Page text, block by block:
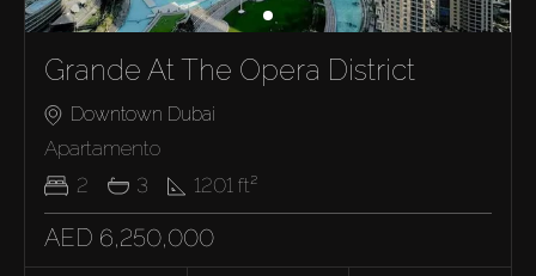
Grande At The Opera District
Downtown Dubai
Apartamento
2
3 1201 ft²
AED 6,250,000